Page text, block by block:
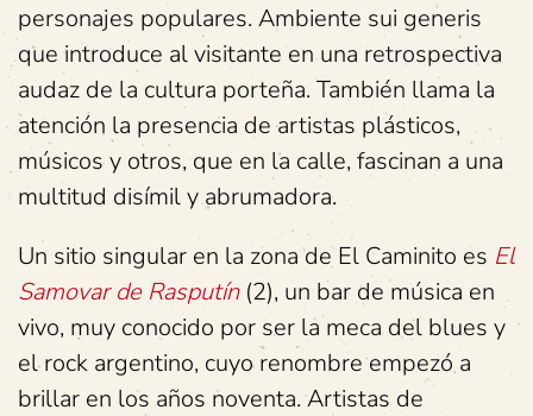
personajes populares. Ambiente sui generis
que introduce al visitante en una retrospectiva
audaz de la cultura porteña. También llama la
atención la presencia de artistas plásticos,
músicos y otros, que en la calle, fascinan a una
multitud disímil y abrumadora.
Un sitio singular en la zona de El Caminito es El
Samovar de Rasputín(2), un bar de música en
vivo, muy conocido por ser la meca del blues y
el rock argentino, cuyo renombre empezó a
brillar en los años noventa. Artistas de